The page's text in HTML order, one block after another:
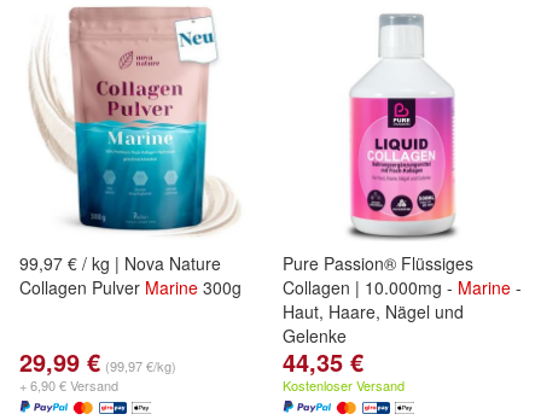
99,97 € / kg | Nova Nature
Collagen Pulver Marine 300g
29,99 € (99,97 €/kg)
+ 6,90 € Versand
Pure Passion® Flüssiges
Collagen | 10.000mg - Marine -
Haut, Haare, Nägel und
Gelenke
44,35 €
Kostenloser Versand